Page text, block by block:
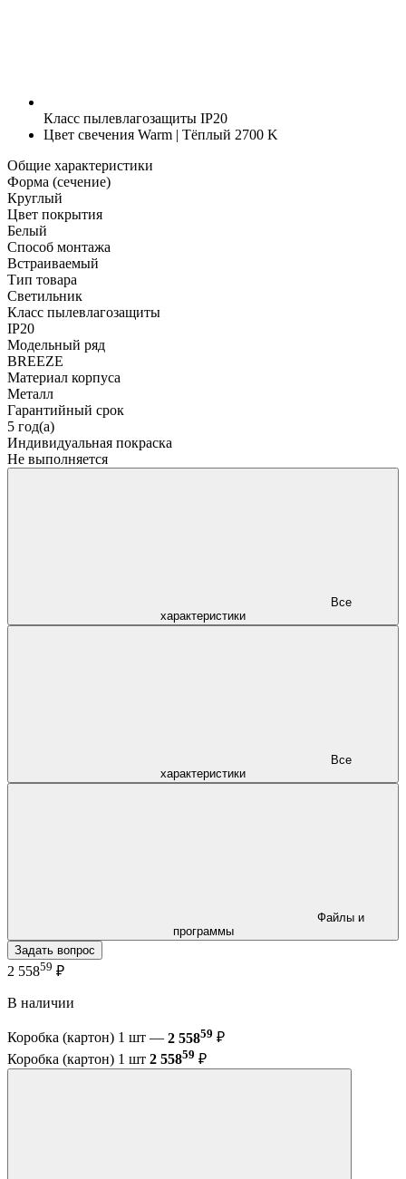
Класс пылевлагозащиты IP20
Цвет свечения Warm | Тёплый 2700 K
Общие характеристики
Форма (сечение)
Круглый
Цвет покрытия
Белый
Способ монтажа
Встраиваемый
Тип товара
Светильник
Класс пылевлагозащиты
IP20
Модельный ряд
BREEZE
Материал корпуса
Металл
Гарантийный срок
5 год(а)
Индивидуальная покраска
Не выполняется
характеристики
характеристики
программы
Задать вопрос
2 55859 ₽
В наличии
Коробка (картон) 1 шт — 2 55859 ₽
Коробка (картон) 1 шт 2 55859 ₽